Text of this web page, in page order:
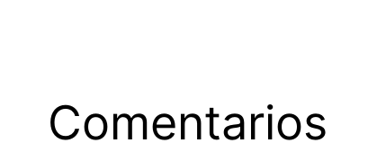
Comentarios